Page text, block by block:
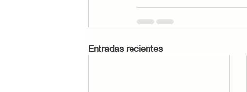
Entradas recientes